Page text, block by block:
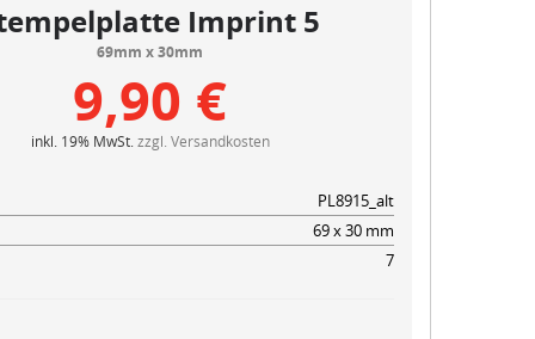
Imprint 5
69mm x 30mm
9,90 €
inkl. 19% MwSt. zzgl. Versandkosten
PL8915_alt
69 x 30 mm
7